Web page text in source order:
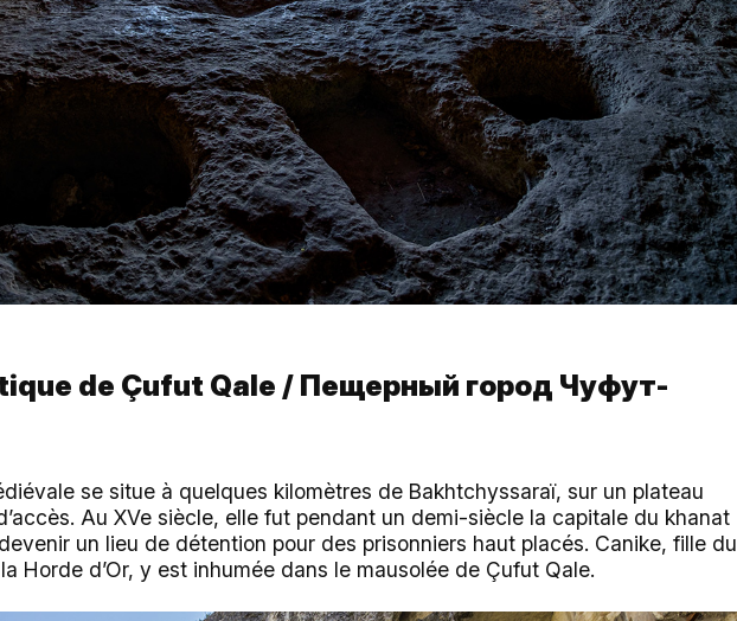
de Çufut Qale / Пещерный город Чуфут-
se situe à quelques kilomètres de Bakhtchyssaraï, sur un plateau
Au XVe siècle, elle fut pendant un demi-siècle la capitale du khanat
un lieu de détention pour des prisonniers haut placés. Canike, fille du
Horde d’Or, y est inhumée dans le mausolée de Çufut Qale.